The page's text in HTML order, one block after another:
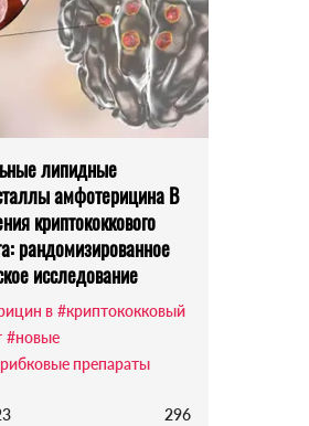
липидные
амфотерицина В
криптококкового
рандомизированное
исследование
в #криптококковый
#новые
препараты
296